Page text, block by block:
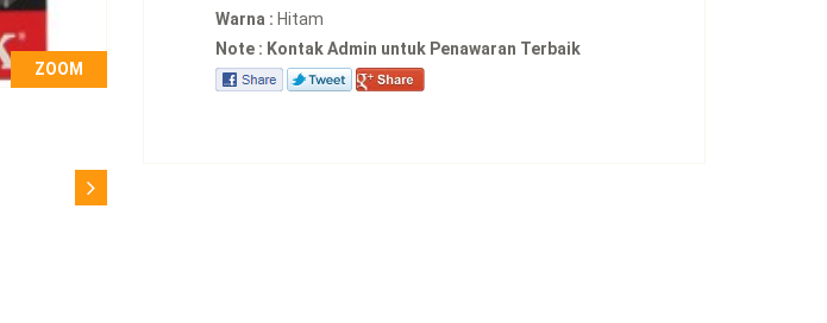
ZOOM
Warna : Hitam
Note : Kontak Admin untuk Penawaran Terbaik